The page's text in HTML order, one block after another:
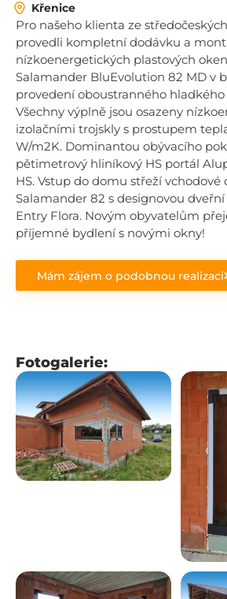
Křenice
Pro našeho klienta ze
provedli kompletní dodávku a
nízkoenergetických plastových
Salamander BluEvolution 82 MD v
provedení oboustranného
Všechny výplně jsou osazeny
izolačními trojskly s prostupem
W/m2K. Dominantou obývacího
pětimetrový hliníkový HS portál
HS. Vstup do domu střeží vchodové
Salamander 82 s designovou
Entry Flora. Novým obyvatelům
příjemné bydlení s novými okny!
Mám zájem o podobnou realizaci
Fotogalerie: